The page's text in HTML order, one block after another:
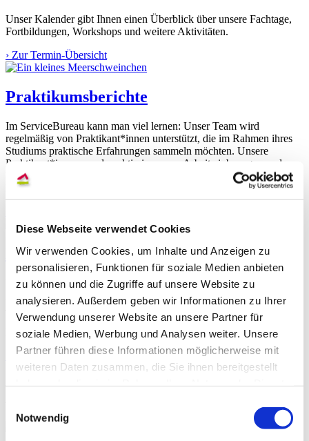
Diese Webseite verwendet Cookies
Wir verwenden Cookies, um Inhalte und Anzeigen zu
personalisieren, Funktionen für soziale Medien anbieten
zu können und die Zugriffe auf unsere Website zu
analysieren. Außerdem geben wir Informationen zu Ihrer
Verwendung unserer Website an unsere Partner für
soziale Medien, Werbung und Analysen weiter. Unsere
Partner führen diese Informationen möglicherweise mit
weiteren Daten zusammen, die Sie ihnen bereitgestellt
Notwendig
Unser Kalender gibt Ihnen einen Überblick über unsere Fachtage,
Fortbildungen, Workshops und weitere Aktivitäten.
› Zur Termin-Übersicht
Praktikumsberichte
Im ServiceBureau kann man viel lernen: Unser Team wird
regelmäßig von Praktikant*innen unterstützt, die im Rahmen ihres
Studiums praktische Erfahrungen sammeln möchten. Unsere
Praktikant*innen werden aktiv in unsere Arbeit einbezogen und
bearbeiten selbständig Themen ihrer Wahl. Lesen Sie hier einige
Berichte.
Daniel-Schnakenberg-Stiftung
Die Schnakenberg-Stiftung ermöglicht Bremer Familien mit
geringem Einkommen Urlaubsfahrten. Auch für Kinder- und
Jugendfreizeiten können Zuschüsse beantragt werden.
Die Verwaltung der Stiftung ist im ServiceBureau ansässig.
Zur Schnakenberg-Stiftung